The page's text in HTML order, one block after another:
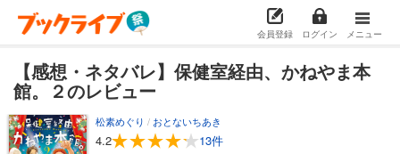
会員登録 ログイン メニュー
【感想・ネタバレ】保健室経由、かねやま本
館。２のレビュー
松素めぐり / おとないちあき
4.2 13件